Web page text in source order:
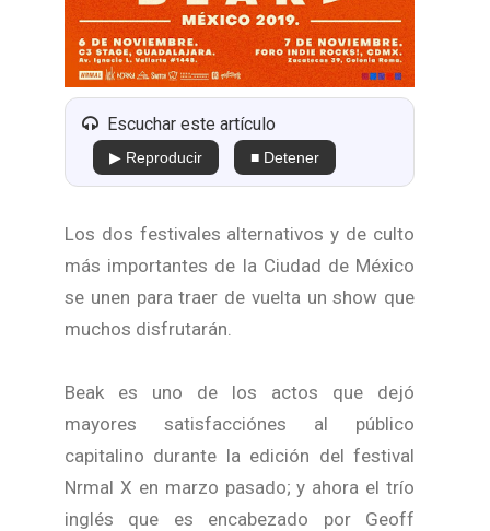
Escuchar este artículo
▶ Reproducir ■ Detener
Los dos festivales alternativos y de culto
más importantes de la Ciudad de México
se unen para traer de vuelta un show que
muchos disfrutarán.
Beak es uno de los actos que dejó
mayores satisfacciónes al público
capitalino durante la edición del festival
Nrmal X en marzo pasado; y ahora el trío
inglés que es encabezado por Geoff